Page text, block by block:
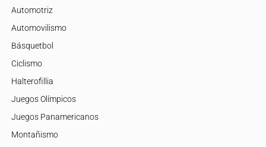
Automotriz
Automovilismo
Básquetbol
Ciclismo
Halterofillia
Juegos Olímpicos
Juegos Panamericanos
Montañismo